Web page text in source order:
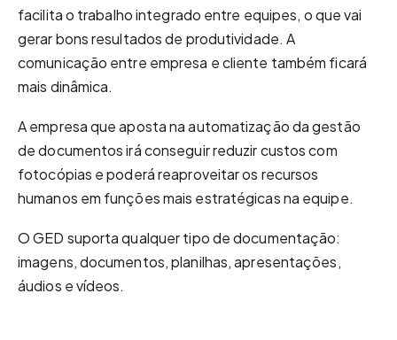
facilita o trabalho integrado entre equipes, o que vai
gerar bons resultados de produtividade. A
comunicação entre empresa e cliente também ficará
mais dinâmica.
A empresa que aposta na automatização da gestão
de documentos irá conseguir reduzir custos com
fotocópias e poderá reaproveitar os recursos
humanos em funções mais estratégicas na equipe.
O GED suporta qualquer tipo de documentação:
imagens, documentos, planilhas, apresentações,
áudios e vídeos.